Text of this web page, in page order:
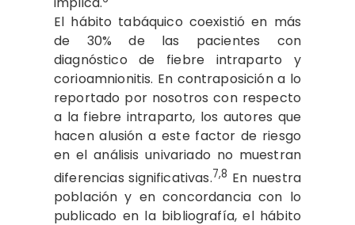
El hábito tabáquico coexistió en más
de 30% de las pacientes con
diagnóstico de fiebre intraparto y
corioamnionitis. En contraposición a lo
reportado por nosotros con respecto
a la fiebre intraparto, los autores que
hacen alusión a este factor de riesgo
en el análisis univariado no muestran
diferencias significativas.7,8 En nuestra
población y en concordancia con lo
publicado en la bibliografía, el hábito